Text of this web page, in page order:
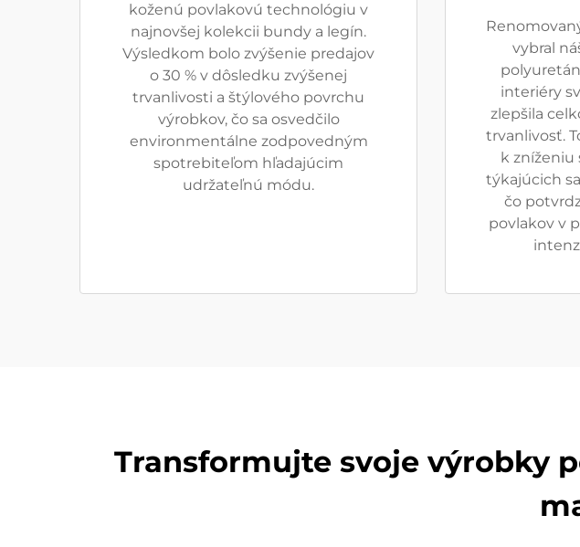
koženú povlakovú technológiu v
najnovšej kolekcii bundy a legín.
Výsledkom bolo zvýšenie predajov
o 30 % v dôsledku zvýšenej
trvanlivosti a štýlového povrchu
výrobkov, čo sa osvedčilo
environmentálne zodpovedným
spotrebiteľom hľadajúcim
udržateľnú módu.
vybral
interiéry
zlepšila
trvanlivosť.
k zníženiu
týkajúcich
čo
povlakov v
Transformujte svoje výrobky